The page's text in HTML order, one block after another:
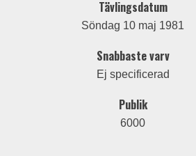
Tävlingsdatum
Söndag 10 maj 1981
Snabbaste varv
Ej specificerad
Publik
6000